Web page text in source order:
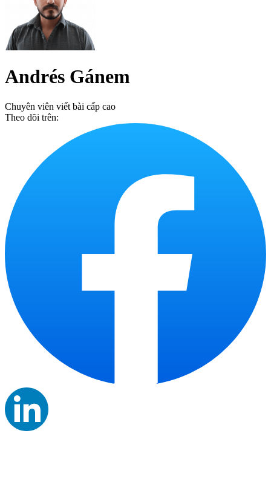
Andrés Gánem
Chuyên viên viết bài cấp cao
Theo dõi trên: